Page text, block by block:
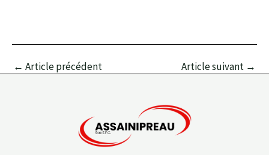
← Article précédent Article suivant →